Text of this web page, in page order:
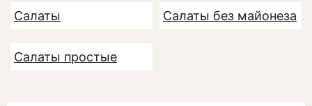
Салаты Салаты без майонеза
Салаты простые